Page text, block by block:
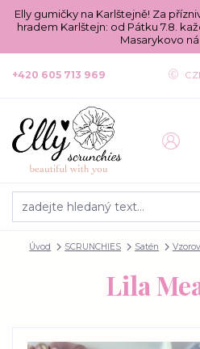
Elly gumičky na Karlštejně! Za
hradem Karlštejn: od Pátku 7.8.
Masarykovo
+420 605 713 969
Úvod SCRUNCHIES Satén
Lila